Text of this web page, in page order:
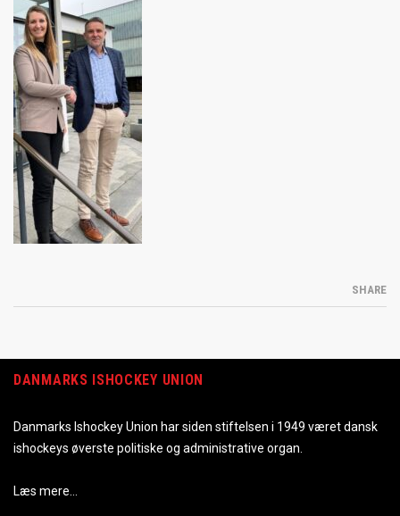
SHARE
DANMARKS ISHOCKEY UNION
Danmarks Ishockey Union har siden stiftelsen i 1949 været dansk
ishockeys øverste politiske og administrative organ.
Læs mere…